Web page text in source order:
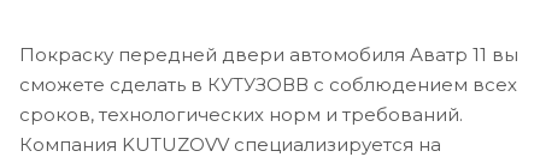
Покраску передней двери автомобиля Аватр 11 вы
сможете сделать в КУТУЗОВВ с соблюдением всех
сроков, технологических норм и требований.
Компания KUTUZOVV специализируется на